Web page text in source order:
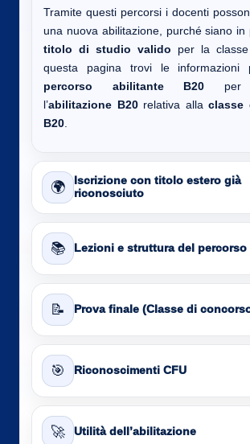
Tramite questi percorsi i docenti
una nuova abilitazione, purché siano in
titolo di studio valido per la
questa pagina trovi le informazioni
percorso abilitante B20 per
l’abilitazione B20relativa alla classe
B20
🌍
Iscrizione con titolo estero già
riconosciuto
📚 Lezioni e struttura del percorso
📝 Prova finale (Classe di
🎯 Riconoscimenti CFU
🚀 Utilità dell’abilitazione